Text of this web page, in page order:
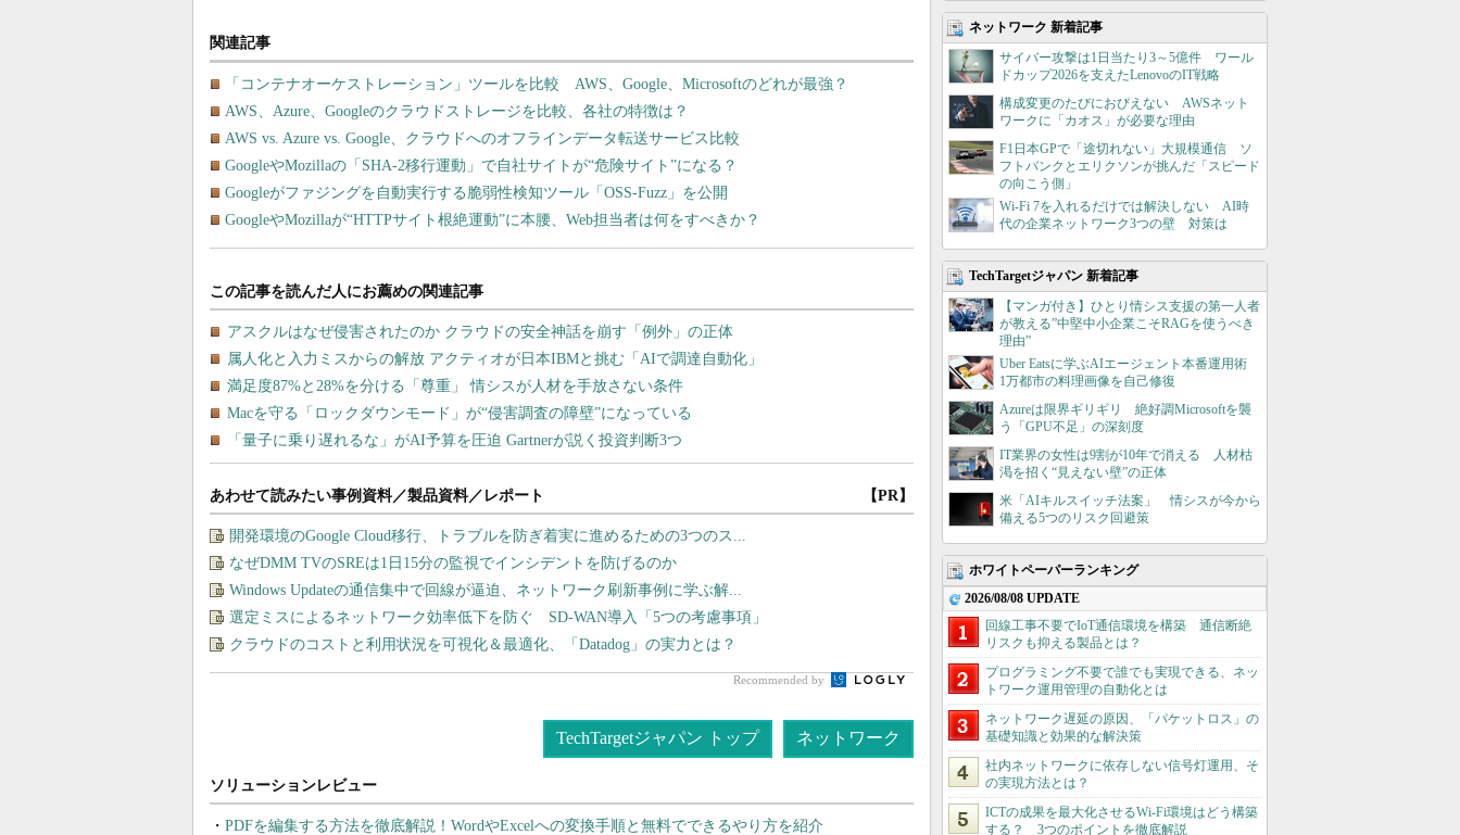
関連記事
「コンテナオーケストレーション」ツールを比較 AWS、Google、Microsoftのどれが最強？
AWS、Azure、Googleのクラウドストレージを比較、各社の特徴は？
AWS vs. Azure vs. Google、クラウドへのオフラインデータ転送サービス比較
GoogleやMozillaの「SHA-2移行運動」で自社サイトが“危険サイト”になる？
Googleがファジングを自動実行する脆弱性検知ツール「OSS-Fuzz」を公開
GoogleやMozillaが“HTTPサイト根絶運動”に本腰、Web担当者は何をすべきか？
あわせて読みたい事例資料／製品資料／レポート 【PR】
開発環境のGoogle Cloud移行、トラブルを防ぎ着実に進めるための3つのス...
なぜDMM TVのSREは1日15分の監視でインシデントを防げるのか
Windows Updateの通信集中で回線が逼迫、ネットワーク刷新事例に学ぶ解...
選定ミスによるネットワーク効率低下を防ぐ SD-WAN導入「5つの考慮事項」
クラウドのコストと利用状況を可視化＆最適化、「Datadog」の実力とは？
Recommended by
TechTargetジャパン トップ ネットワーク
PDFを編集する方法を徹底解説！WordやExcelへの変換手順と無料でできるやり方を紹介
ネットワーク 新着記事
サイバー攻撃は1日当たり3～5億件 ワール
ドカップ2026を支えたLenovoのIT戦略
構成変更のたびにおびえない AWSネット
ワークに「カオス」が必要な理由
F1日本GPで「途切れない」大規模通信 ソ
フトバンクとエリクソンが挑んだ「スピード
の向こう側」
Wi-Fi 7を入れるだけでは解決しない AI時
代の企業ネットワーク3つの壁 対策は
TechTargetジャパン 新着記事
【マンガ付き】ひとり情シス支援の第一人者
が教える”中堅中小企業こそRAGを使うべき
理由”
Uber Eatsに学ぶAIエージェント本番運用術
1万都市の料理画像を自己修復
Azureは限界ギリギリ 絶好調Microsoftを襲
う「GPU不足」の深刻度
IT業界の女性は9割が10年で消える 人材枯
渇を招く“見えない壁”の正体
米「AIキルスイッチ法案」 情シスが今から
備える5つのリスク回避策
ホワイトペーパーランキング
2026/08/08 UPDATE
回線工事不要でIoT通信環境を構築 通信断絶
リスクも抑える製品とは？
プログラミング不要で誰でも実現できる、ネッ
トワーク運用管理の自動化とは
ネットワーク遅延の原因、「パケットロス」の
基礎知識と効果的な解決策
社内ネットワークに依存しない信号灯運用、そ
の実現方法とは？
ICTの成果を最大化させるWi-Fi環境はどう構築
する？ 3つのポイントを徹底解説